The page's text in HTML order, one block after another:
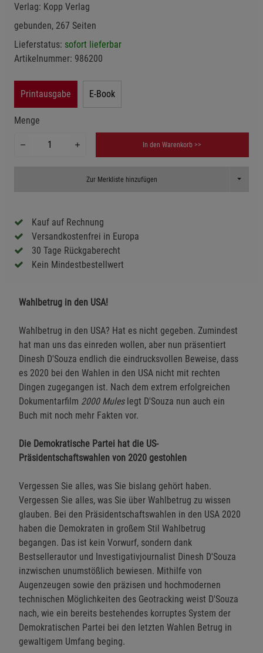
Verlag: Kopp Verlag
gebunden, 267 Seiten
Lieferstatus: sofort lieferbar
Artikelnummer: 986200
Printausgabe E-Book
Menge
In den Warenkorb >>
Zur Merkliste hinzufügen Toggle
Kauf auf Rechnung
Versandkostenfrei in Europa
30 Tage Rückgaberecht
Kein Mindestbestellwert
Wahlbetrug in den USA!
Wahlbetrug in den USA? Hat es nicht gegeben. Zumindest
hat man uns das einreden wollen, aber nun präsentiert
Dinesh D'Souza endlich die eindrucksvollen Beweise, dass
es 2020 bei den Wahlen in den USA nicht mit rechten
Dingen zugegangen ist. Nach dem extrem erfolgreichen
Dokumentarfilm 2000 Muleslegt D'Souza nun auch ein
Buch mit noch mehr Fakten vor.
Die Demokratische Partei hat die US-
Präsidentschaftswahlen von 2020 gestohlen
Vergessen Sie alles, was Sie bislang gehört haben.
Vergessen Sie alles, was Sie über Wahlbetrug zu wissen
glauben. Bei den Präsidentschaftswahlen in den USA 2020
haben die Demokraten in großem Stil Wahlbetrug
begangen. Das ist kein Vorwurf, sondern dank
Bestsellerautor und Investigativjournalist Dinesh D'Souza
inzwischen unumstößlich bewiesen. Mithilfe von
Augenzeugen sowie den präzisen und hochmodernen
technischen Möglichkeiten des Geotracking weist D'Souza
nach, wie ein bereits bestehendes korruptes System der
Demokratischen Partei bei den letzten Wahlen Betrug in
gewaltigem Umfang beging.